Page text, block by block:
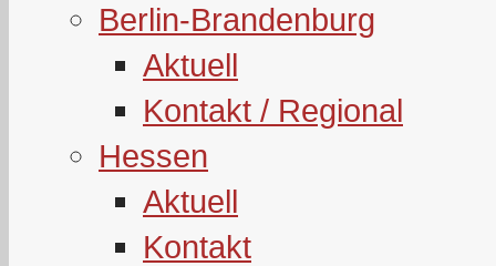
Berlin-Brandenburg
Aktuell
Kontakt / Regional
Hessen
Aktuell
Kontakt